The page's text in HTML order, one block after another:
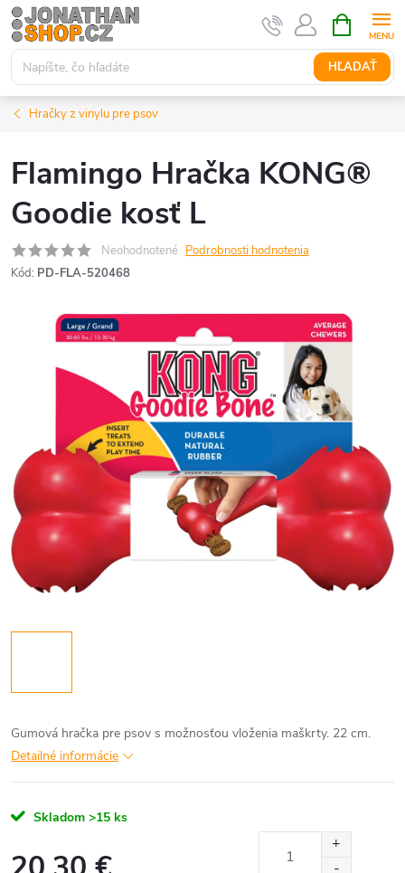
Prejsť
na
obsah
HĽADAŤ
KOŠÍK
Hračky z vinylu pre psov
Flamingo Hračka KONG®
Goodie kosť L
Neohodnotené Podrobnosti hodnotenia
Kód: PD-FLA-520468
Gumová hračka pre psov s možnosťou vloženia maškrty. 22 cm.
Detailné informácie
Skladom >15 ks